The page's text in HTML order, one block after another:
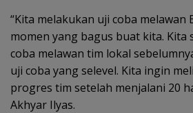
“Kita melakukan uji coba melawan
momen yang bagus buat kita. Kita
coba melawan tim lokal
uji coba yang selevel. Kita ingin
progres tim setelah menjalani 20
Akhyar Ilyas.